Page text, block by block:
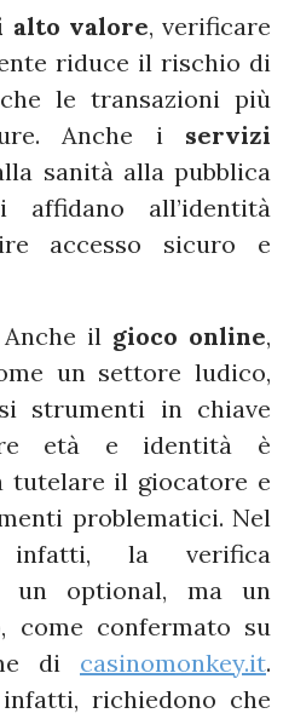
alto valore, verificare
riduce il rischio di
le transazioni più
Anche i servizi
sanità alla pubblica
affidano all’identità
accesso sicuro e
il gioco online,
un settore ludico,
strumenti in chiave
età e identità è
tutelare il giocatore e
problematici. Nel
infatti, la verifica
un optional, ma un
come confermato su
di casinomonkey.it.
richiedono che